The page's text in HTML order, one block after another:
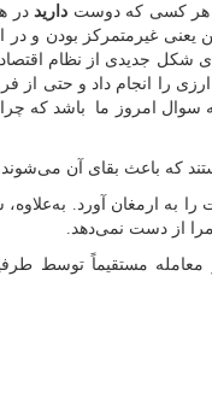
به هر کسی که دوست داریددر
غیرمتمرکز بودن و در
شکل جدیدی از نظام
را انجام داد و حتی از
امروز ما باشد که چرا
که باعث بقای آن می‌شوند.
به ارمغان آورد.
از دست نمی‌دهد.
و معامله مستقیماً توسط